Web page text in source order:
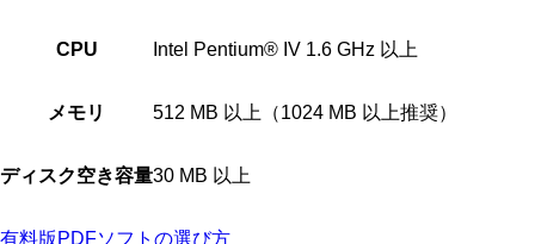
CPU Intel Pentium® IV 1.6 GHz 以上
メモリ 512 MB 以上（1024 MB 以上推奨）
ディスク空き容量30 MB 以上
有料版PDFソフトの選び方